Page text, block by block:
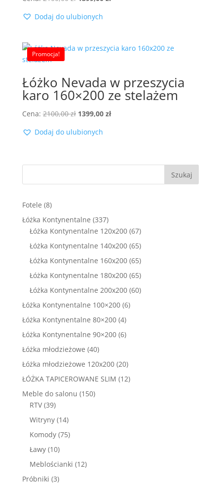
wynosiła:
Dodaj do ulubionych
Promocja!
Łóżko Nevada w przeszycia
karo 160×200 ze stelażem
Cena: 2100,00zł Pierwotna
wynosiła:
1399,00 złAktualna
Dodaj do ulubionych
Szukaj
Fotele 88
produktów
Łóżka Kontynentalne 337337
produktów
Łóżka Kontynentalne 120x200 6767
produktów
Łóżka Kontynentalne 140x200 6565
produktów
Łóżka Kontynentalne 160x200 6565
produktów
Łóżka Kontynentalne 180x200 6565
produktów
Łóżka Kontynentalne 200x200 6060
Łóżka Kontynentalne 100×200 66
Łóżka Kontynentalne 80×200 44
produkty
Łóżka Kontynentalne 90×200 66
Łóżka młodzieżowe 4040
produktów
Łóżka młodzieżowe 120x200 2020
produktów
ŁÓŻKA TAPICEROWANE SLIM 1212
Meble do salonu 150150
RTV 3939
produktów
Witryny 1414
produktów
Komody 7575
Ławy 1010
produktów
Meblościanki 1212
Próbniki 33